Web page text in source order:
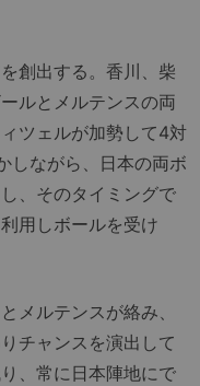
創出する。香川、柴
ルとメルテンスの両
ツェルが加勢して4対
しながら、日本の両ボ
、そのタイミングで
用しボールを受け
メルテンスが絡み、
チャンスを演出して
、常に日本陣地にで